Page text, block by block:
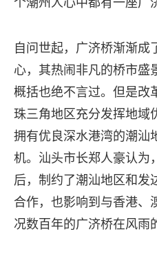
自问世起，广济桥渐渐成
心，其热闹非凡的桥市盛
概括也绝不言过。但是改
珠三角地区充分发挥地域
拥有优良深水港湾的潮汕
机。汕头市长郑人豪认为
后，制约了潮汕地区和发
合作，也影响到与香港、
况数百年的广济桥在风雨